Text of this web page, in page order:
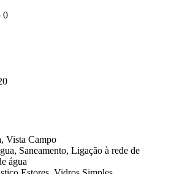
0
Vista Campo
Saneamento, Ligação à rede de
água